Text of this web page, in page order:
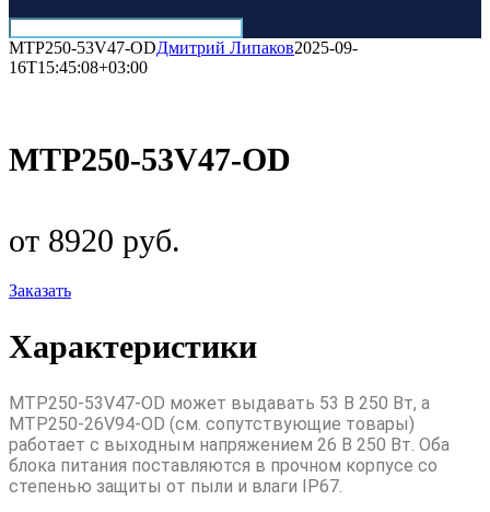
MTP250-53V47-ODДмитрий Липаков2025-09-
16T15:45:08+03:00
MTP250-53V47-OD
от 8920 руб.
Заказать
Характеристики
MTP250-53V47-OD может выдавать 53 В 250 Вт, а
MTP250-26V94-OD (см. сопутствующие товары)
работает с выходным напряжением 26 В 250 Вт. Оба
блока питания поставляются в прочном корпусе со
степенью защиты от пыли и влаги IP67.